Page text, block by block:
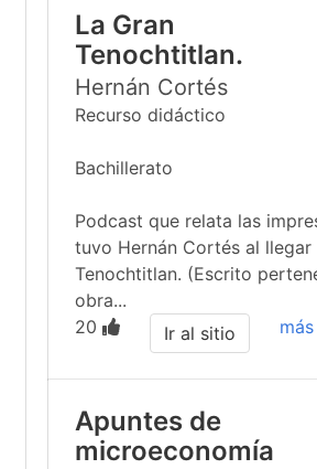
La Gran
Tenochtitlan.
Hernán Cortés
Recurso didáctico
Bachillerato
Podcast que relata las
tuvo Hernán Cortés al llegar
Tenochtitlan. (Escrito
obra...
20
Ir al sitio
Apuntes de
microeconomía